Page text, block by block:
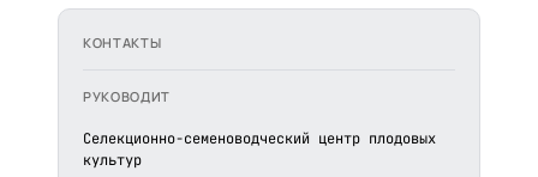
КОНТАКТЫ
РУКОВОДИТ
Селекционно-семеноводческий центр плодовых
культур